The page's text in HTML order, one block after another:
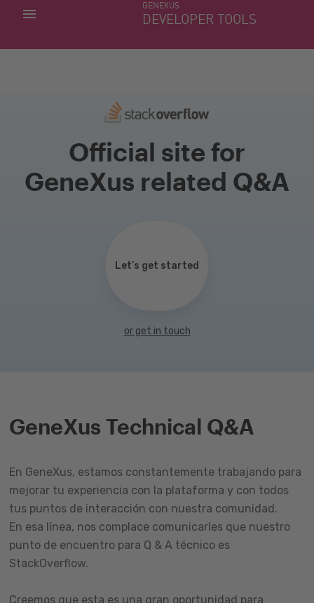
GENEXUS
DEVELOPER TOOLS
MIS APLICACIONES
Official site for
GeneXus related Q&A
Let’s get started
or get in touch
GeneXus Technical Q&A
En GeneXus, estamos constantemente trabajando para
mejorar tu experiencia con la plataforma y con todos
tus puntos de interacción con nuestra comunidad.
En esa línea, nos complace comunicarles que nuestro
punto de encuentro para Q & A técnico es
StackOverflow.
Creemos que esta es una gran oportunidad para